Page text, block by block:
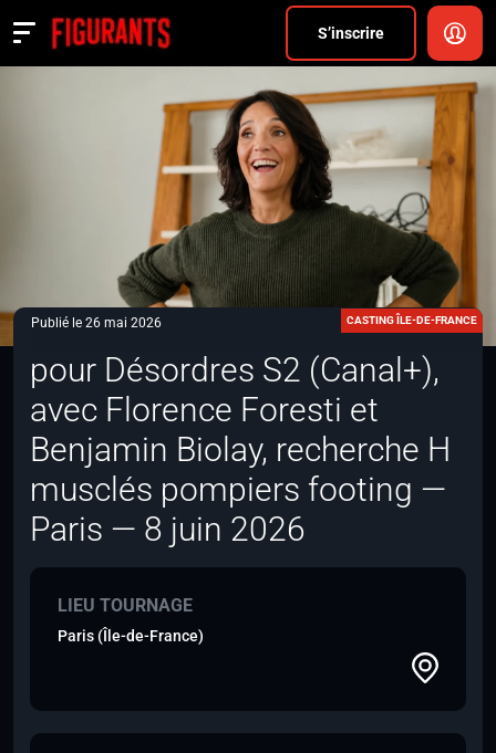
S’inscrire
Actualités
ANNONCER
FAQ
S’inscrire
CONNEXION
Publié le 26 mai 2026
CASTING ÎLE-DE-FRANCE
pour Désordres S2 (Canal+),
avec Florence Foresti et
Benjamin Biolay, recherche H
musclés pompiers footing —
Paris — 8 juin 2026
LIEU TOURNAGE
Paris (Île-de-France)